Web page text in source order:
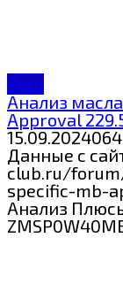
Zero
Анализ
Approval
15.09.2024064
Данные с
club.ru/
specific-mb-
Анализ